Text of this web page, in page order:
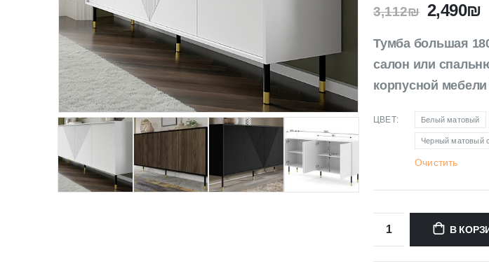
3,112₪ 2,490₪
Тумба большая
салон или
корпусной мебели
ЦВЕТ Белый матовый
Черный матовый
Очистить
В